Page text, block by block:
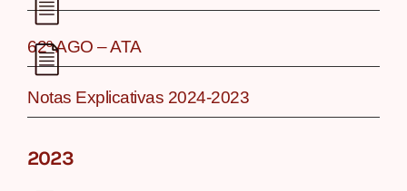
62º AGO – ATA
Notas Explicativas 2024-2023
2023